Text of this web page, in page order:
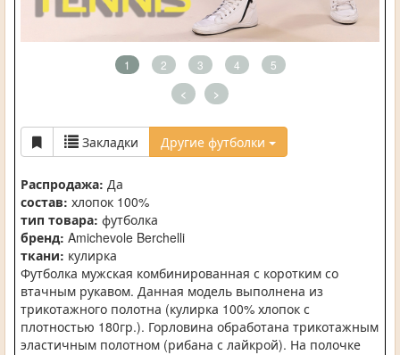
1 2 3 4 5
< >
Закладки Другие футболки
Распродажа: Да
состав: хлопок 100%
тип товара: футболка
бренд: Amichevole Berchelli
ткани: кулирка
Футболка мужская комбинированная с коротким со
втачным рукавом. Данная модель выполнена из
трикотажного полотна (кулирка 100% хлопок с
плотностью 180гр.). Горловина обработана трикотажным
эластичным полотном (рибана с лайкрой). На полочке